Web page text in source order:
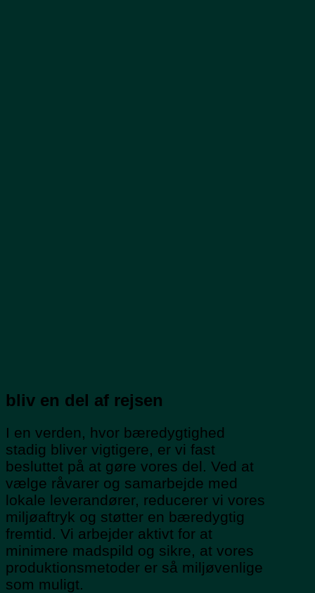
bliv en del af rejsen
I en verden, hvor bæredygtighed
stadig bliver vigtigere, er vi fast
besluttet på at gøre vores del. Ved at
vælge råvarer og samarbejde med
lokale leverandører, reducerer vi vores
miljøaftryk og støtter en bæredygtig
fremtid. Vi arbejder aktivt for at
minimere madspild og sikre, at vores
produktionsmetoder er så miljøvenlige
som muligt.